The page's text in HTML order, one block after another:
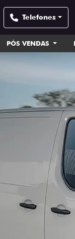
Telefones
PÓS VENDAS